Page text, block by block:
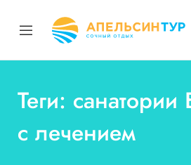
Теги: санатории
с лечением